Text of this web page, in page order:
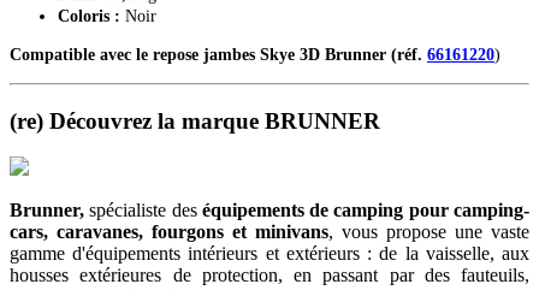
Coloris : Noir
Compatible avec le repose jambes Skye 3D Brunner (réf. 66161220)
(re) Découvrez la marque BRUNNER
Brunner, spécialiste des équipements de camping pour camping-
cars, caravanes, fourgons et minivans, vous propose une vaste
gamme d'équipements intérieurs et extérieurs : de la vaisselle, aux
housses extérieures de protection, en passant par des fauteuils,